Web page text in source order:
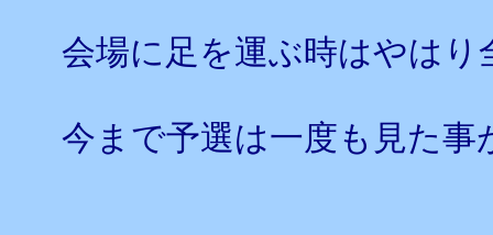
会場に足を運ぶ時はやは
今まで予選は一度も見た事